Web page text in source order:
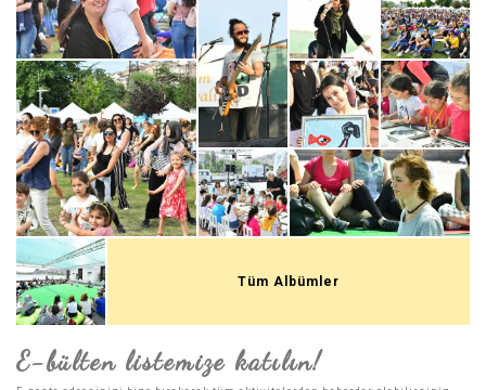
Tüm Albümler
E-bülten listemize katılın!